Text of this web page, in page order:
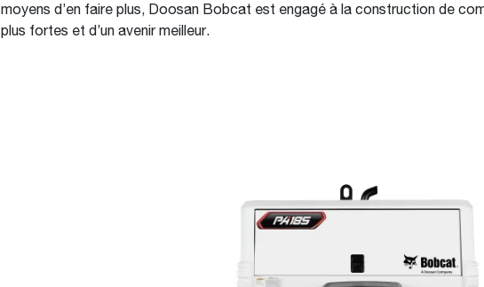
moyens d’en faire plus, Doosan Bobcat est engagé à la construction de
plus fortes et d’un avenir meilleur.